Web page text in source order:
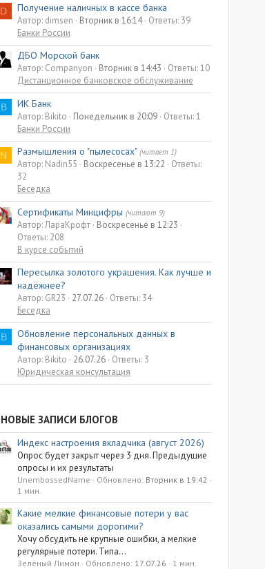
D Получение наличных в кассе банка
Автор: dimsen Вторник в 16:14 Ответы: 39
Банки России
ДБО Морской банк
Автор: Companyon Вторник в 14:43
Ответы: 10
Дистанционное банковское обслуживание
B ИК Банк
Автор: Bikito Понедельник в 20:09 Ответы: 1
Банки России
N Размышления о "пылесосах" (читает 1)
Автор: Nadin55 Воскресенье в 13:22
Ответы:
32
Беседка
Сертификаты Минцифры (читают 9)
Автор: ЛараКрофт Воскресенье в 12:23
Ответы: 208
В курсе событий
Пересылка золотого украшения. Как лучше и
надёжнее?
Автор: GR23 27.07.26 Ответы: 34
Беседка
B
Обновление персональных данных в
финансовых организациях
Автор: Bikito 26.07.26 Ответы: 3
Юридическая консультация
НОВЫЕ ЗАПИСИ БЛОГОВ
Индекс настроения вкладчика (август 2026)
Опрос будет закрыт через 3 дня. Предыдущие
опросы и их результаты
UnembossedName Обновлено: Вторник в 19:42
1 мин.
Какие мелкие финансовые потери у вас
оказались самыми дорогими?
Хочу обсудить не крупные ошибки, а мелкие
регулярные потери. Типа...
Зелёный Лимон Обновлено: 17.07.26 1 мин.